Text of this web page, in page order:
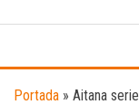
Portada » Aitana serie